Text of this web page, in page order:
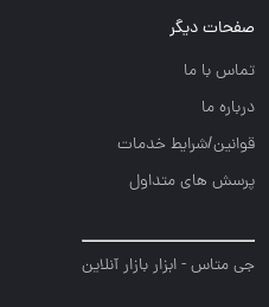
صفحات دیگر
تماس با ما
درباره ما
قوانین/شرایط خدمات
پرسش های متداول
جی متاس - ابزار بازار آنلاین